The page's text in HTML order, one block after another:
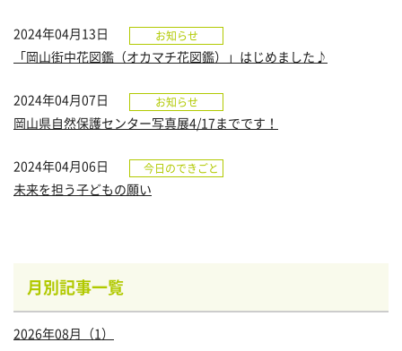
2024年04月13日 お知らせ
「岡山街中花図鑑（オカマチ花図鑑）」はじめました♪
2024年04月07日 お知らせ
岡山県自然保護センター写真展4/17までです！
2024年04月06日 今日のできごと
未来を担う子どもの願い
月別記事一覧
2026年08月（1）